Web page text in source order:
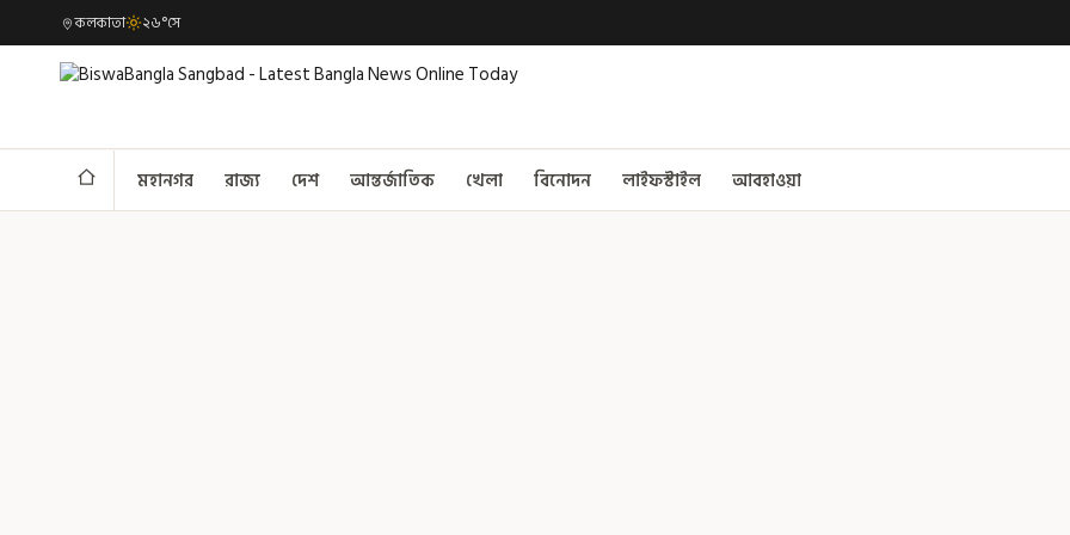
কলকাতা ২৬°সে
মহানগর রাজ্য দেশ আন্তর্জাতিক খেলা বিনোদন লাইফস্টাইল আবহাওয়া